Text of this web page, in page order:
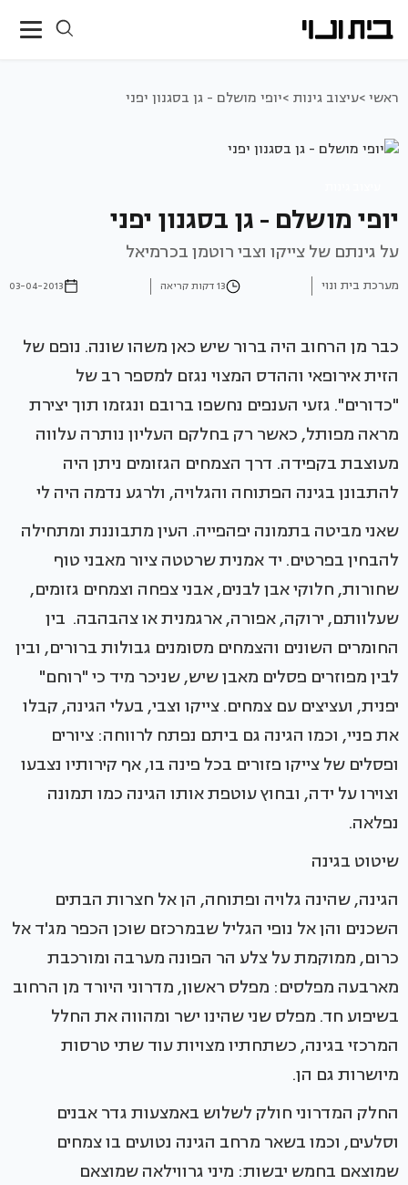
ראשי >עיצוב גינות >יופי מושלם - גן בסגנון יפני
יופי מושלם - גן בסגנון יפני
על גינתם של צייקו וצבי רוטמן בכרמיאל
מערכת בית ונוי 13 דקות קריאה 03-04-2013
כבר מן הרחוב היה ברור שיש כאן משהו שונה. נופם של
הזית אירופאי וההדס המצוי נגזם למספר רב של
"כדורים". גזעי הענפים נחשפו ברובם ונגזמו תוך יצירת
מראה מפותל, כאשר רק בחלקם העליון נותרה עלווה
מעוצבת בקפידה. דרך הצמחים הגזומים ניתן היה
להתבונן בגינה הפתוחה והגלויה, ולרגע נדמה היה לי
שאני מביטה בתמונה יפהפייה. העין מתבוננת ומתחילה
להבחין בפרטים. יד אמנית שרטטה ציור מאבני טוף
שחורות, חלוקי אבן לבנים, אבני צפחה וצמחים גזומים,
שעלוותם, ירוקה, אפורה, ארגמנית או צהבהבה. בין
החומרים השונים והצמחים מסומנים גבולות ברורים, ובין
לבין מפוזרים פסלים מאבן שיש, שניכר מיד כי "רוחם"
יפנית, ועציצים עם צמחים. צייקו וצבי, בעלי הגינה, קבלו
את פניי, וכמו הגינה גם ביתם נפתח לרווחה: ציורים
ופסלים של צייקו פזורים בכל פינה בו, אף קירותיו נצבעו
וצוירו על ידה, ובחוץ עוטפת אותו הגינה כמו תמונה
נפלאה.
שיטוט בגינה
הגינה, שהינה גלויה ופתוחה, הן אל חצרות הבתים
השכנים והן אל נופי הגליל שבמרכזם שוכן הכפר מג'ד אל
כרום, ממוקמת על צלע הר הפונה מערבה ומורכבת
מארבעה מפלסים: מפלס ראשון, מדרוני היורד מן הרחוב
בשיפוע חד. מפלס שני שהינו ישר ומהווה את החלל
המרכזי בגינה, כשתחתיו מצויות עוד שתי טרסות
מיושרות גם הן.
החלק המדרוני חולק לשלוש באמצעות גדר אבנים
וסלעים, וכמו בשאר מרחב הגינה נטועים בו צמחים
שמוצאם בחמש יבשות: מיני גרווילאה שמוצאם